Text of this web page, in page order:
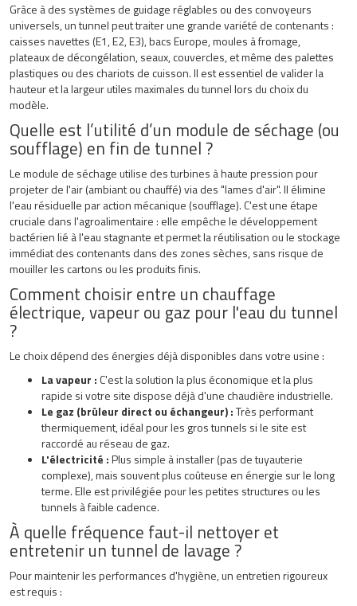
Grâce à des systèmes de guidage réglables ou des convoyeurs
universels, un tunnel peut traiter une grande variété de contenants :
caisses navettes (E1, E2, E3), bacs Europe, moules à fromage,
plateaux de décongélation, seaux, couvercles, et même des palettes
plastiques ou des chariots de cuisson. Il est essentiel de valider la
hauteur et la largeur utiles maximales du tunnel lors du choix du
modèle.
Quelle est l’utilité d’un module de séchage (ou
soufflage) en fin de tunnel ?
Le module de séchage utilise des turbines à haute pression pour
projeter de l'air (ambiant ou chauffé) via des "lames d'air". Il élimine
l'eau résiduelle par action mécanique (soufflage). C'est une étape
cruciale dans l'agroalimentaire : elle empêche le développement
bactérien lié à l'eau stagnante et permet la réutilisation ou le stockage
immédiat des contenants dans des zones sèches, sans risque de
mouiller les cartons ou les produits finis.
Comment choisir entre un chauffage
électrique, vapeur ou gaz pour l'eau du tunnel
?
Le choix dépend des énergies déjà disponibles dans votre usine :
La vapeur : C'est la solution la plus économique et la plus
rapide si votre site dispose déjà d'une chaudière industrielle.
Le gaz (brûleur direct ou échangeur) :Très performant
thermiquement, idéal pour les gros tunnels si le site est
raccordé au réseau de gaz.
L'électricité :Plus simple à installer (pas de tuyauterie
complexe), mais souvent plus coûteuse en énergie sur le long
terme. Elle est privilégiée pour les petites structures ou les
tunnels à faible cadence.
À quelle fréquence faut-il nettoyer et
entretenir un tunnel de lavage ?
Pour maintenir les performances d'hygiène, un entretien rigoureux
est requis :